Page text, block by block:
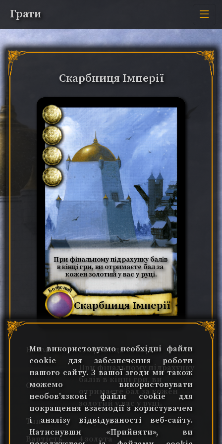
Грати
Скарбниця Імперії
Скарбниця Імперії
При фінальному підрахунку балів
в кінці гри, ви отримаєте бал за
кожен золотий у вас у руці.
Бонусний
Назва Скарбниця Імперії
Опис
При фінальному підрахунку
балів в кінці гри, ви
отримаєте бал за кожен
золотий у вас у руці.
Тип
Бонусний
Вартість
4 золота
Ми використовуємо необхідні файли
cookie для забезпечення роботи
нашого сайту. З вашої згоди ми також
можемо використовувати
необов’язкові файли cookie для
покращення взаємодії з користувачем
і аналізу відвідуваності веб-сайту.
Натиснувши «Прийняти», ви